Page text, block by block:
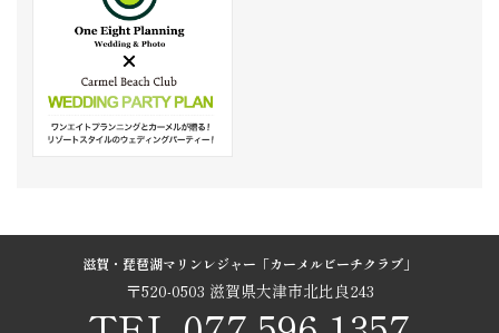
滋賀・琵琶湖マリンレジャー「カーメルビーチクラブ」
〒520-0503 滋賀県大津市北比良243